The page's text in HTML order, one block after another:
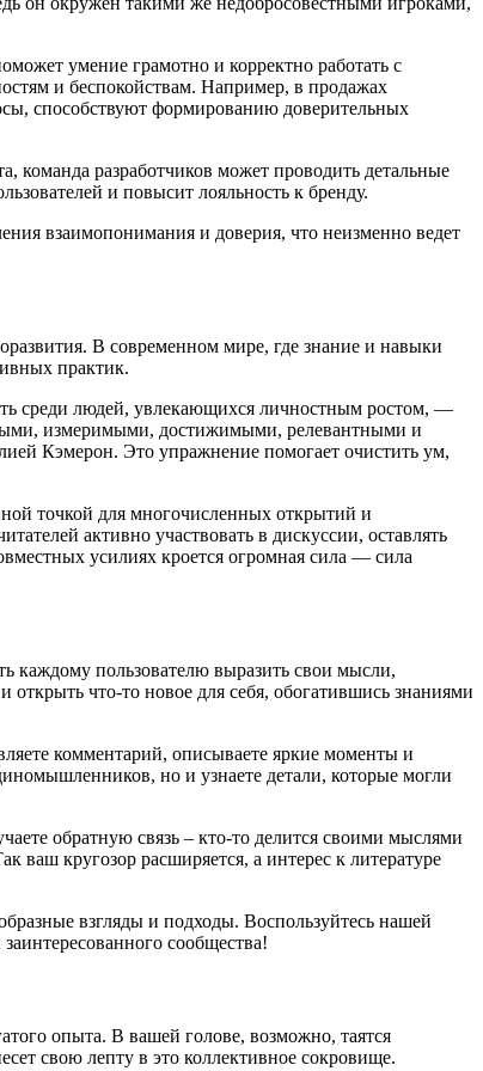
умение грамотно и корректно работать с
и беспокойствам. Например, в продажах
способствуют формированию доверительных
команда разработчиков может проводить детальные
и повысит лояльность к бренду.
взаимопонимания и доверия, что неизменно ведет
В современном мире, где знание и навыки
практик.
среди людей, увлекающихся личностным ростом, —
измеримыми, достижимыми, релевантными и
Кэмерон. Это упражнение помогает очистить ум,
точкой для многочисленных открытий и
активно участвовать в дискуссии, оставлять
усилиях кроется огромная сила — сила
каждому пользователю выразить свои мысли,
что-то новое для себя, обогатившись знаниями
комментарий, описываете яркие моменты и
но и узнаете детали, которые могли
обратную связь – кто-то делится своими мыслями
ваш кругозор расширяется, а интерес к литературе
взгляды и подходы. Воспользуйтесь нашей
сообщества!
опыта. В вашей голове, возможно, таятся
свою лепту в это коллективное сокровище.